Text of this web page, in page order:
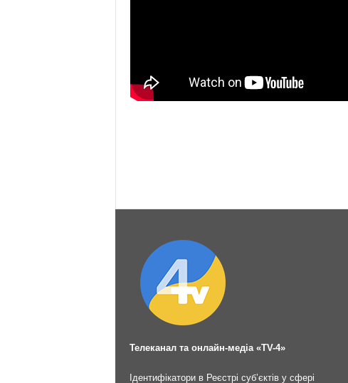
Телеканал та онлайн-медіа «TV-4»
Ідентифікатори в Реєстрі суб’єктів у сфері